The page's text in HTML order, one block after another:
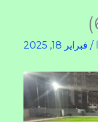
/ فبراير 18, 2025